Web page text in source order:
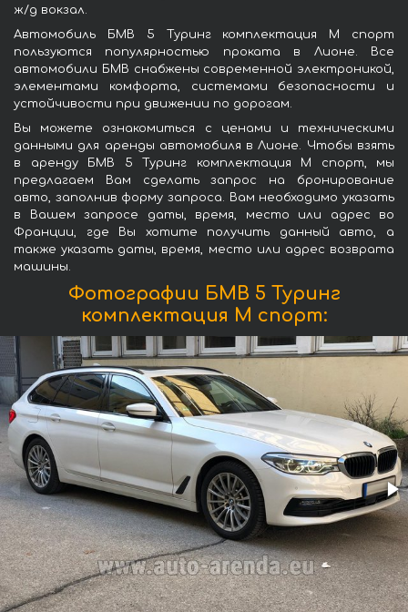
ж/д вокзал.
Автомобиль БМВ 5 Туринг комплектация М спорт
пользуются популярностью проката в Лионе. Все
автомобили БМВ снабжены современной электроникой,
элементами комфорта, системами безопасности и
устойчивости при движении по дорогам.
Вы можете ознакомиться с ценами и техническими
данными для аренды автомобиля в Лионе. Чтобы взять
в аренду БМВ 5 Туринг комплектация М спорт, мы
предлагаем Вам сделать запрос на бронирование
авто, заполнив форму запроса. Вам необходимо указать
в Вашем запросе даты, время, место или адрес во
Франции, где Вы хотите получить данный авто, а
также указать даты, время, место или адрес возврата
машины.
Фотографии БМВ 5 Туринг
комплектация М спорт: